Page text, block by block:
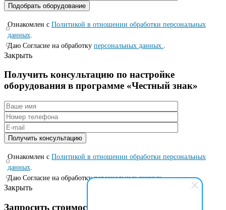
Ознакомлен с Политикой в отношении обработки персональных
данных
Даю Согласие на обработку персональных данных.
Закрыть
Получить консультацию по настройке
оборудования в программе «Честный знак»
Ознакомлен с Политикой в отношении обработки персональных
данных.
Даю Согласие на обработкуперсональных данных..
Закрыть
Запросить стоимость по специальной цене